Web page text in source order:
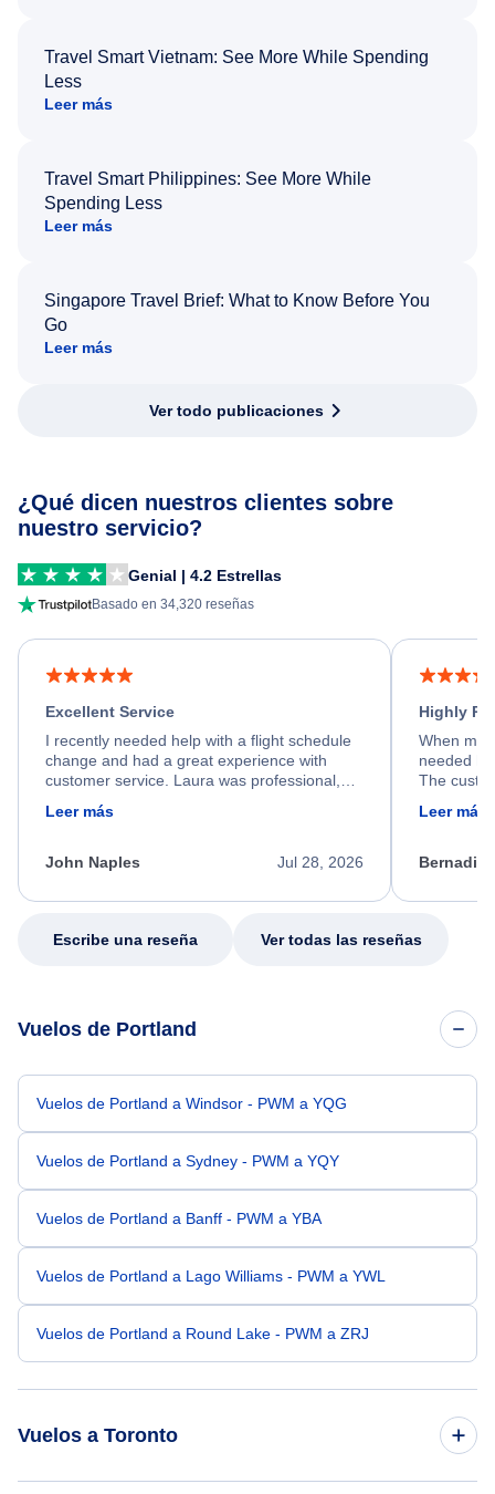
Travel Smart Vietnam: See More While Spending
Less
Leer más
Travel Smart Philippines: See More While
Spending Less
Leer más
Singapore Travel Brief: What to Know Before You
Go
Leer más
Ver todo publicaciones
¿Qué dicen nuestros clientes sobre
nuestro servicio?
Genial | 4.2 Estrellas
Basado en 34,320 reseñas
Excellent Service
I recently needed help with a flight schedule
change and had a great experience with
customer service. Laura was professional,
friendly, and very helpful throughout the
process. She quickly found a solution and
appreciate her excellent service.
Leer más
Jul 28, 2026
John Naples
Highly
When my
needed
The
calm,
my issue.
Leer más
Escribe una reseña Ver todas las reseñas
Vuelos de Portland
Vuelos de Portland a Windsor - PWM a YQG
Vuelos de Portland a Sydney - PWM a YQY
Vuelos de Portland a Banff - PWM a YBA
Vuelos de Portland a Lago Williams - PWM a YWL
Vuelos de Portland a Round Lake - PWM a ZRJ
Vuelos a Toronto